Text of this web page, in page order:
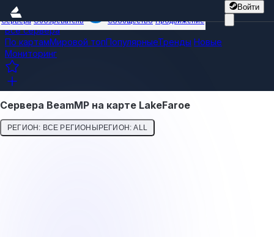
Войти
Сервера Обозреватель Сообщество Продвижение
Все сервера
По картамМировой топПопулярныеТренды Новые
Мониторинг
Сервера BeamMP на карте LakeFaroe
РЕГИОН: ВСЕ РЕГИОНЫРЕГИОН: ALL